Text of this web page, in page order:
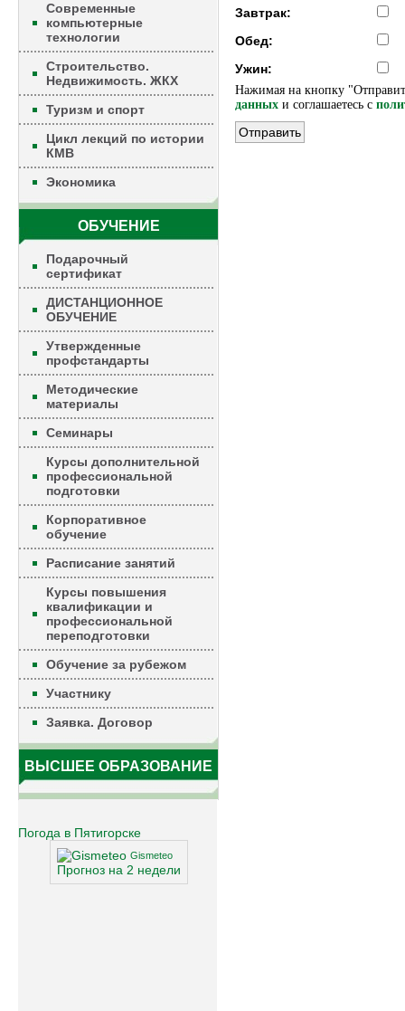
Современные
компьютерные
технологии
Строительство.
Недвижимость. ЖКХ
Туризм и спорт
Цикл лекций по истории
КМВ
Экономика
ОБУЧЕНИЕ
Подарочный
сертификат
ДИСТАНЦИОННОЕ
ОБУЧЕНИЕ
Утвержденные
профстандарты
Методические
материалы
Семинары
Курсы дополнительной
профессиональной
подготовки
Корпоративное
обучение
Расписание занятий
Курсы повышения
квалификации и
профессиональной
переподготовки
Обучение за рубежом
Участнику
Заявка. Договор
ВЫСШЕЕ ОБРАЗОВАНИЕ
Погода в Пятигорске
Gismeteo
Прогноз на 2 недели
Завтрак:
Обед:
Ужин:
Нажимая на кнопку
данных и соглашаетесь c